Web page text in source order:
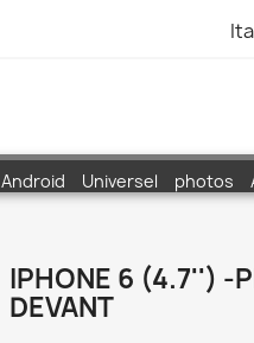
Android Universel photos
IPHONE 6 (4.7'') -
DEVANT